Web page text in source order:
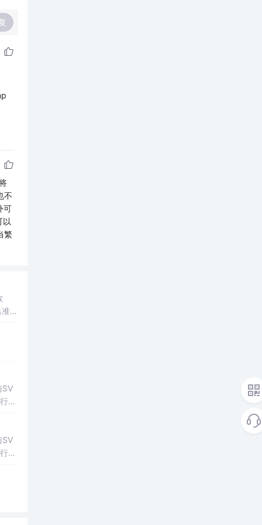
不
可
以
繁
确
np
np